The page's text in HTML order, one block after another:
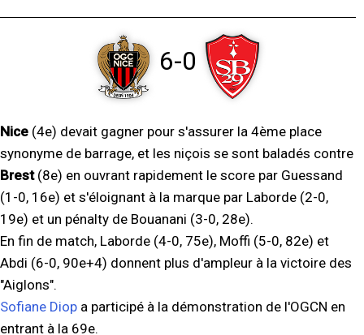
6-0
Nice (4e) devait gagner pour s'assurer la 4ème place
synonyme de barrage, et les niçois se sont baladés contre
Brest(8e) en ouvrant rapidement le score par Guessand
(1-0, 16e) et s'éloignant à la marque par Laborde (2-0,
19e) et un pénalty de Bouanani (3-0, 28e).
En fin de match, Laborde (4-0, 75e), Moffi (5-0, 82e) et
Abdi (6-0, 90e+4) donnent plus d'ampleur à la victoire des
"Aiglons".
Sofiane Diop a participé à la démonstration de l'OGCN en
entrant à la 69e.